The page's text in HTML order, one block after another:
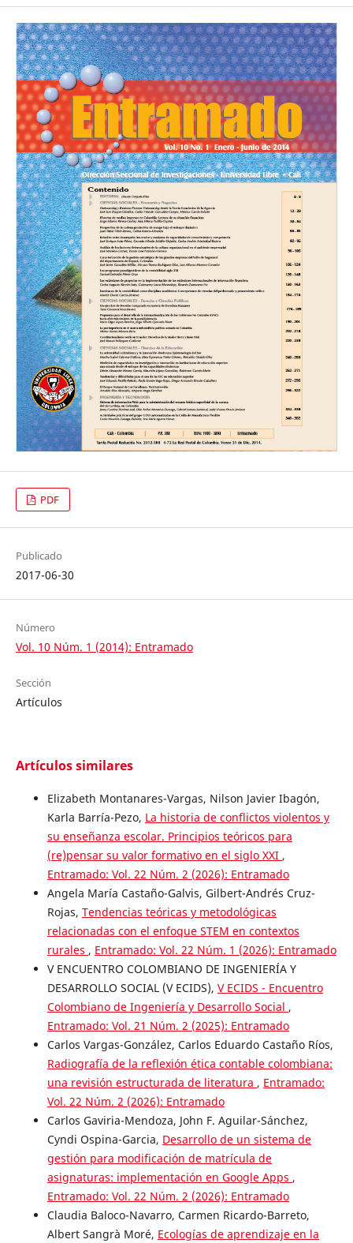
PDF
Publicado
2017-06-30
Número
Vol. 10 Núm. 1 (2014): Entramado
Sección
Artículos
Artículos similares
Elizabeth Montanares-Vargas, Nilson Javier Ibagón,
Karla Barría-Pezo, La historia de conflictos violentos y
su enseñanza escolar. Principios teóricos para
(re)pensar su valor formativo en el siglo XXI ,
Entramado: Vol. 22 Núm. 2 (2026): Entramado
Angela María Castaño-Galvis, Gilbert-Andrés Cruz-
Rojas, Tendencias teóricas y metodológicas
relacionadas con el enfoque STEM en contextos
rurales , Entramado: Vol. 22 Núm. 1 (2026): Entramado
V ENCUENTRO COLOMBIANO DE INGENIERÍA Y
DESARROLLO SOCIAL (V ECIDS), V ECIDS - Encuentro
Colombiano de Ingeniería y Desarrollo Social ,
Entramado: Vol. 21 Núm. 2 (2025): Entramado
Carlos Vargas-González, Carlos Eduardo Castaño Ríos,
Radiografía de la reflexión ética contable colombiana:
una revisión estructurada de literatura , Entramado:
Vol. 22 Núm. 2 (2026): Entramado
Carlos Gaviria-Mendoza, John F. Aguilar-Sánchez,
Cyndi Ospina-Garcia, Desarrollo de un sistema de
gestión para modificación de matrícula de
asignaturas: implementación en Google Apps ,
Entramado: Vol. 22 Núm. 2 (2026): Entramado
Claudia Baloco-Navarro, Carmen Ricardo-Barreto,
Albert Sangrà Moré, Ecologías de aprendizaje en la